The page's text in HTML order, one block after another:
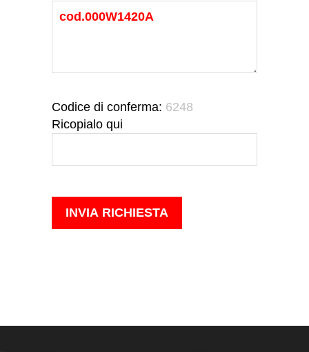
Codice di conferma: 6248
Ricopialo qui